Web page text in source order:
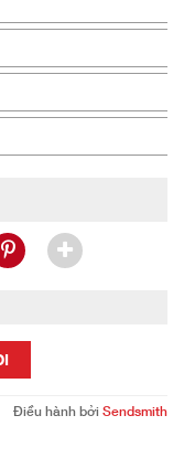
Điều hành bởi Sendsmith